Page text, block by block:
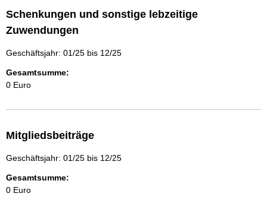
Schenkungen und sonstige lebzeitige
Zuwendungen
Geschäftsjahr: 01/25 bis 12/25
Gesamtsumme:
0 Euro
Mitgliedsbeiträge
Geschäftsjahr: 01/25 bis 12/25
Gesamtsumme:
0 Euro